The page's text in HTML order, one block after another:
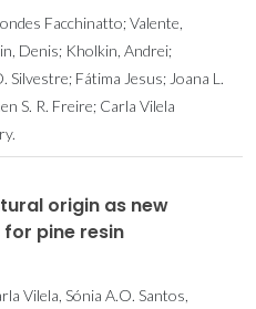
Facchinatto; Valente,
Denis; Kholkin, Andrei;
Silvestre; Fátima Jesus; Joana L.
S. R. Freire; Carla Vilela
origin as new
pine resin
Vilela, Sónia A.O. Santos,